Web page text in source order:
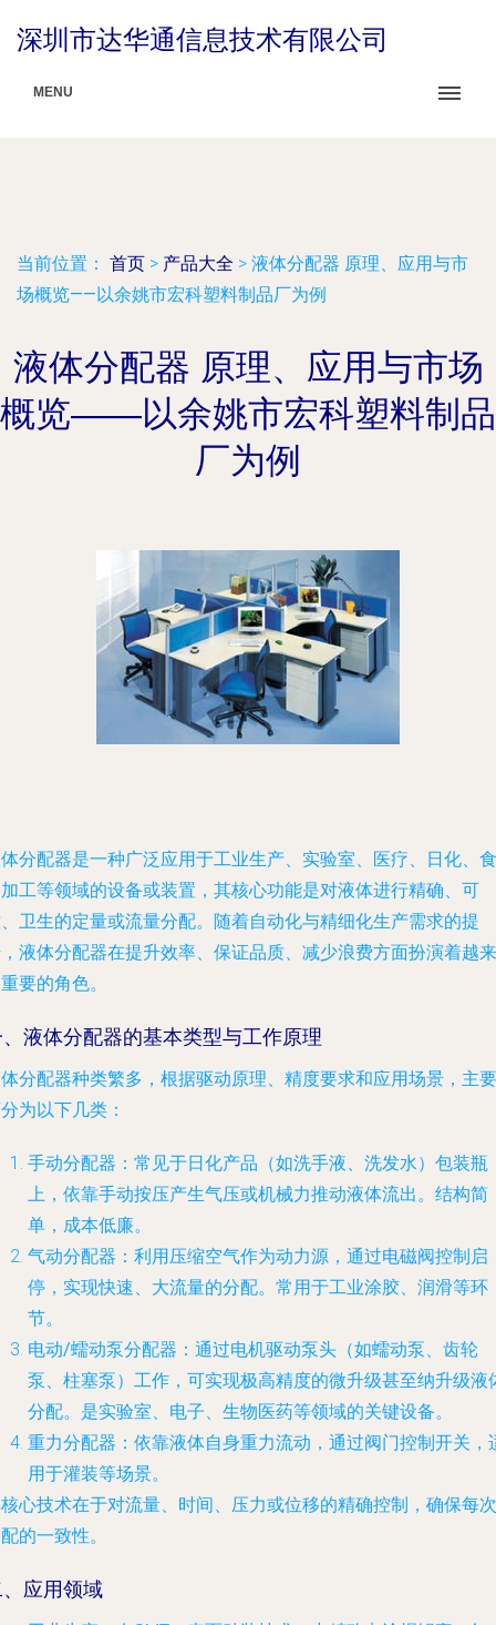
深圳市达华通信息技术有限公司
MENU
当前位置： 首页 > 产品大全 > 液体分配器 原理、应用与市
场概览——以余姚市宏科塑料制品厂为例
液体分配器 原理、应用与市场
概览——以余姚市宏科塑料制品
厂为例
分配器是一种广泛应用于工业生产、实验室、医疗、日化、食
工等领域的设备或装置，其核心功能是对液体进行精确、可
卫生的定量或流量分配。随着自动化与精细化生产需求的提
液体分配器在提升效率、保证品质、减少浪费方面扮演着越来
要的角色。
液体分配器的基本类型与工作原理
分配器种类繁多，根据驱动原理、精度要求和应用场景，主要
为以下几类：
手动分配器 ：常见于日化产品（如洗手液、洗发水）包装瓶
上，依靠手动按压产生气压或机械力推动液体流出。结构简
单，成本低廉。
气动分配器 ：利用压缩空气作为动力源，通过电磁阀控制启
停，实现快速、大流量的分配。常用于工业涂胶、润滑等环
节。
电动/蠕动泵分配器 ：通过电机驱动泵头（如蠕动泵、齿轮
泵、柱塞泵）工作，可实现极高精度的微升级甚至纳升级液
分配。是实验室、电子、生物医药等领域的关键设备。
重力分配器 ：依靠液体自身重力流动，通过阀门控制开关，
用于灌装等场景。
心技术在于对流量、时间、压力或位移的精确控制，确保每次
的一致性。
应用领域